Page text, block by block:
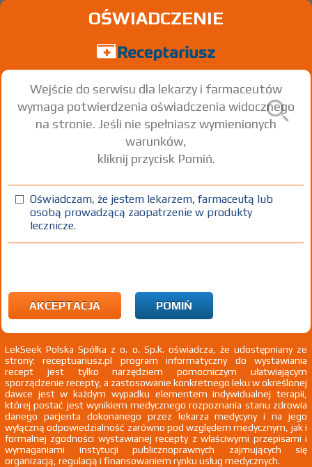
Pregabalin Accord
Pregabalin
kaps. twarde 150 mg 56 szt. Doustnie
100%
Wszystkie dawki leku ATC
OŚWIADCZENIE
Wejście do serwisu dla lekarzy i farmaceutów
wymaga potwierdzenia oświadczenia widocznego
na stronie. Jeśli nie spełniasz wymienionych
warunków,
kliknij przycisk Pomiń.
Oświadczam, że jestem lekarzem, farmaceutą lub
osobą prowadzącą zaopatrzenie w produkty
lecznicze.
AKCEPTACJA POMIŃ
LekSeek Polska Spółka z o. o. Sp.k. oświadcza, że udostępniany ze
strony: receptuariusz.pl program informatyczny do wystawiania
recept jest tylko narzędziem pomocniczym ułatwiającym
sporządzenie recepty, a zastosowanie konkretnego leku w określonej
dawce jest w każdym wypadku elementem indywidualnej terapii,
której postać jest wynikiem medycznego rozpoznania stanu zdrowia
danego pacjenta dokonanego przez lekarza medycyny i na jego
wyłączną odpowiedzialność zarówno pod względem medycznym, jak i
formalnej zgodności wystawianej recepty z właściwymi przepisami i
wymaganiami instytucji publicznoprawnych zajmujących się
organizacją, regulacją i finansowaniem rynku usług medycznych.